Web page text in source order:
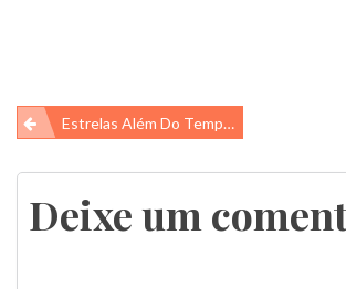
Navegação
de
Post
Estrelas Além Do Tempo – AS TRIMATAS
Deixe um